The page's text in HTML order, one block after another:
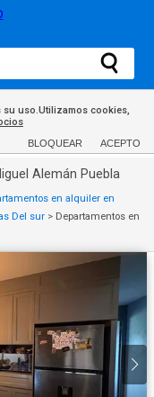
uso.Utilizamos cookies,
BLOQUEAR ACEPTO
Alemán Puebla
en alquiler en
Del sur > Departamentos en